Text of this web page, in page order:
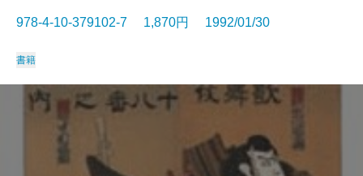
978-4-10-379102-7 1,870円 1992/01/30
書籍